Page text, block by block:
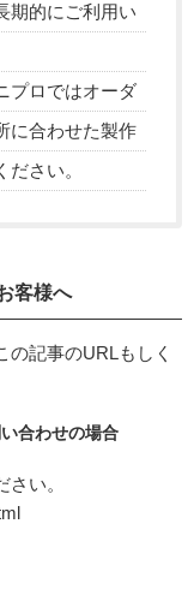
期的にご利用い
プロではオーダ
に合わせた製作
さい。
客様へ
の記事のURLもしく
合わせの場合
い。